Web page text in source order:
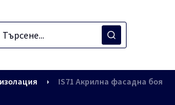
IS71 Акрилна фасадна боя